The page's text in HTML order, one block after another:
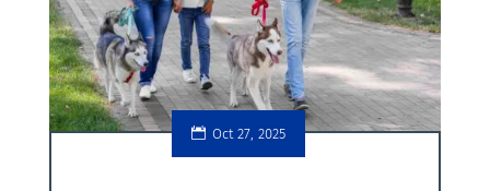
Oct 27, 2025